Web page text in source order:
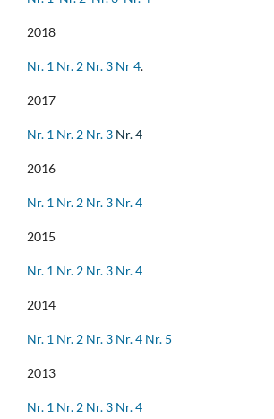
2018
Nr. 1 Nr. 2 Nr. 3 Nr 4.
2017
Nr. 1 Nr. 2 Nr. 3 Nr. 4
2016
Nr. 1 Nr. 2 Nr. 3 Nr. 4
2015
Nr. 1 Nr. 2 Nr. 3 Nr. 4
2014
Nr. 1 Nr. 2 Nr. 3 Nr. 4 Nr. 5
2013
Nr. 1 Nr. 2 Nr. 3 Nr. 4